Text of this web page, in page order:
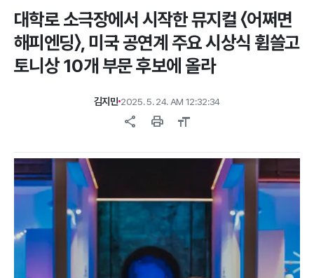
대학로 소극장에서 시작한 뮤지컬 〈어쩌면
해피엔딩〉, 미국 공연계 주요 시상식 휩쓸고
토니상 10개 부문 후보에 올라
김지민 2025. 5. 24. AM 12:32:34
share print format_size